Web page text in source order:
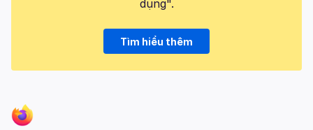
dụng".
Tìm hiểu thêm